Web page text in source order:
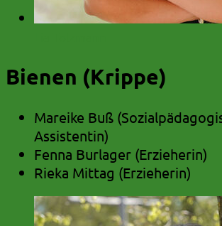
Bienen (Krippe)
Mareike Buß
Assistentin)
Fenna Burlager (Erzieherin)
Rieka Mittag (Erzieherin)